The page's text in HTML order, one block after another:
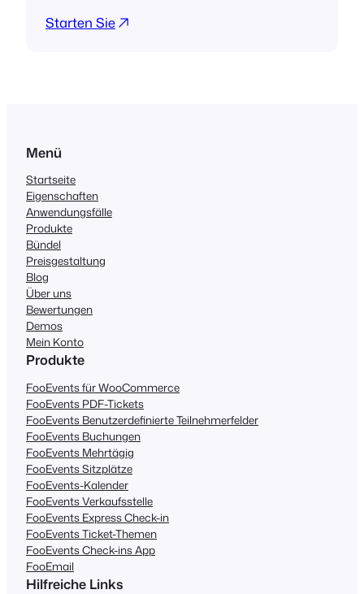
Starten Sie
Menü
Startseite
Eigenschaften
Anwendungsfälle
Produkte
Bündel
Preisgestaltung
Blog
Über uns
Bewertungen
Demos
Mein Konto
Produkte
FooEvents für WooCommerce
FooEvents PDF-Tickets
FooEvents Benutzerdefinierte Teilnehmerfelder
FooEvents Buchungen
FooEvents Mehrtägig
FooEvents Sitzplätze
FooEvents-Kalender
FooEvents Verkaufsstelle
FooEvents Express Check-in
FooEvents Ticket-Themen
FooEvents Check-ins App
FooEmail
Hilfreiche Links